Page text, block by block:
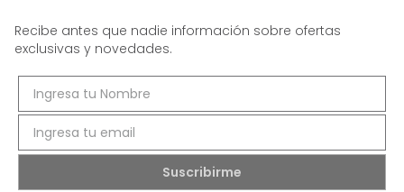
Recibe antes que nadie información sobre ofertas
exclusivas y novedades.